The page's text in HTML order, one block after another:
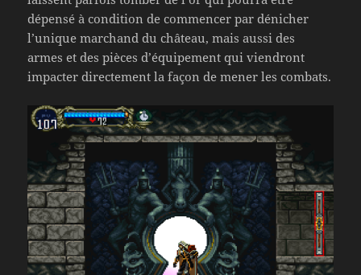
dépensé à condition de commencer par dénicher
l’unique marchand du château, mais aussi des
armes et des pièces d’équipement qui viendront
impacter directement la façon de mener les combats.